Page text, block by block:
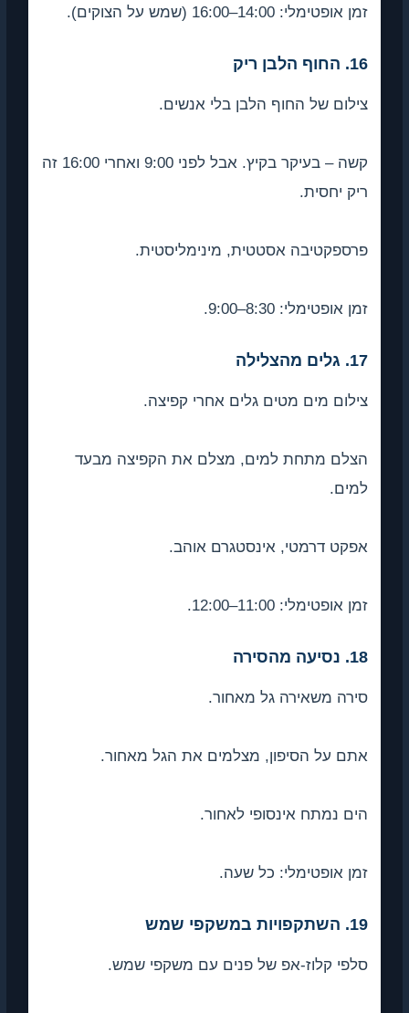
זמן אופטימלי: 14:00–16:00 (שמש על הצוקים).
צילום של החוף הלבן בלי אנשים.
קשה – בעיקר בקיץ. אבל לפני 9:00 ואחרי 16:00 זה
ריק יחסית.
פרספקטיבה אסטטית, מינימליסטית.
זמן אופטימלי: 8:30–9:00.
צילום מים מטים גלים אחרי קפיצה.
הצלם מתחת למים, מצלם את הקפיצה מבעד
למים.
אפקט דרמטי, אינסטגרם אוהב.
זמן אופטימלי: 11:00–12:00.
סירה משאירה גל מאחור.
אתם על הסיפון, מצלמים את הגל מאחור.
הים נמתח אינסופי לאחור.
זמן אופטימלי: כל שעה.
סלפי קלוז-אפ של פנים עם משקפי שמש.